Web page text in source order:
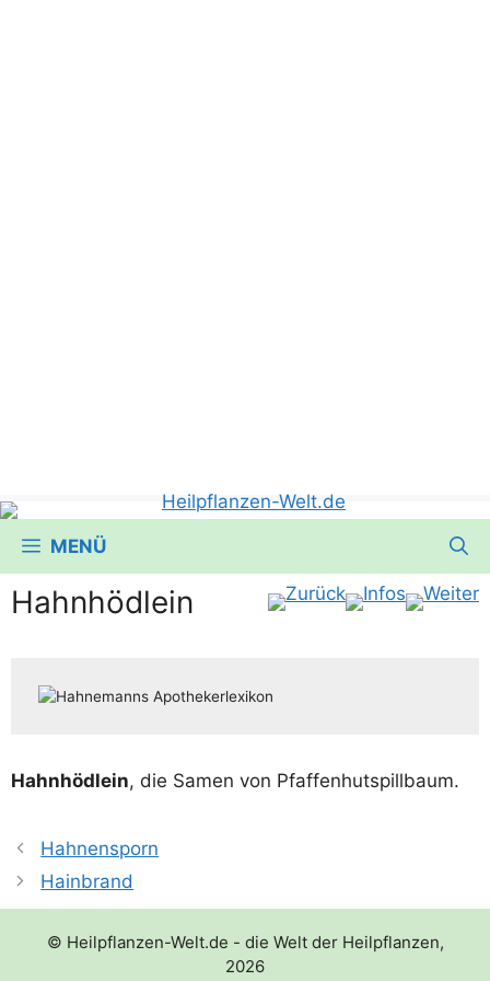
MENÜ
Hahnhödlein
Hahn­höd­lein, die Samen von Pfaffenhutspillbaum.
Hahnensporn
Hainbrand
© Heilpflanzen-Welt.de - die Welt der Heilpflanzen,
2026